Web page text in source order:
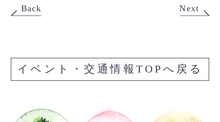
Back Next
イベント・交通情報TOPへ戻る